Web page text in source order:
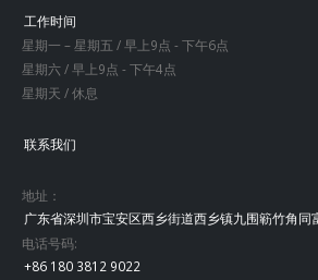
工作时间
星期一 – 星期五 / 早上9点 - 下午6点
星期六 / 早上9点 - 下午4点
星期天 / 休息
联系我们
地址：
广东省深圳市宝安区西乡街道西乡镇九围簕竹角同
电话号码:
+86 180 3812 9022